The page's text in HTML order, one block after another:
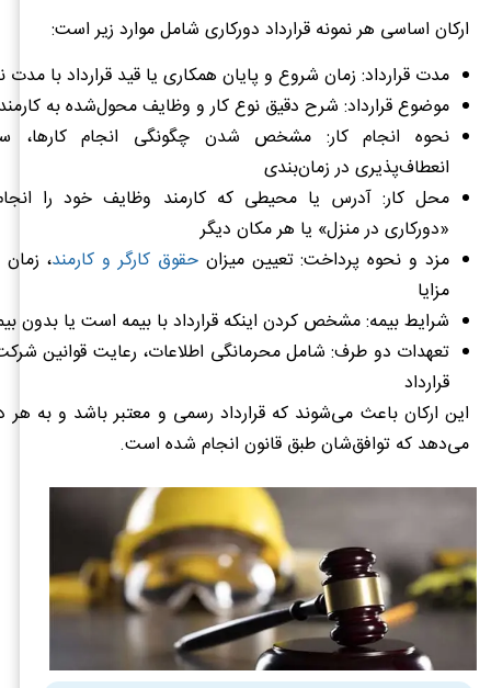
ارکان اساسی هر نمونه قرارداد دورکاری شامل موارد زیر است:
مدت قرارداد: زمان شروع و پایان همکاری یا قید قرارداد با مدت
موضوع قرارداد: شرح دقیق نوع کار و وظایف محول‌شده به
نحوه انجام کار: مشخص شدن چگونگی انجام کارها،
انعطاف‌پذیری در زمان‌بندی
محل کار: آدرس یا محیطی که کارمند وظایف خود را
«دورکاری در منزل» یا هر مکان دیگر
مزد و نحوه پرداخت: تعیین میزانحقوق کارگر و کارمند،
مزایا
شرایط بیمه: مشخص کردن اینکه قرارداد با بیمه است یا بدون
تعهدات دو طرف: شامل محرمانگی اطلاعات، رعایت قوانین
قرارداد
این ارکان باعث می‌شوند که قرارداد رسمی و معتبر باشد و به
می‌دهد که توافق‌شان طبق قانون انجام شده است.